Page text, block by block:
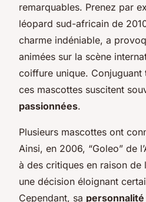
remarquables. Prenez par
léopard sud-africain de
charme indéniable, a
animées sur la scène
coiffure unique.
ces mascottes suscitent
passionnées.
Plusieurs mascottes ont
Ainsi, en 2006, “Goleo” de
à des critiques en raison de
une décision éloignant
Cependant, sa